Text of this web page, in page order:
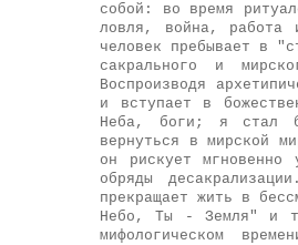
собой: во время
ловля, война, работа
человек пребывает в
сакрального и
Воспроизводя
и вступает в
Неба, боги; я стал
вернуться в мирской
он рискует мгновенно
обряды
прекращает жить в
Небо, Ты - Земля" и т.
мифологическом